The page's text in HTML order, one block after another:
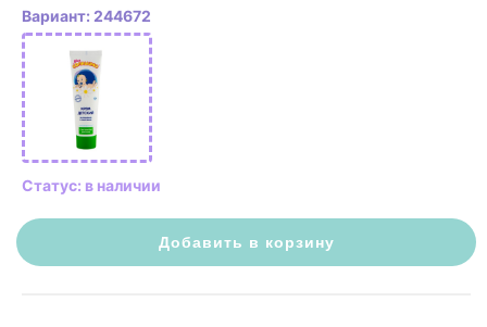
Вариант: 244672
Статус: в наличии
Добавить в корзину